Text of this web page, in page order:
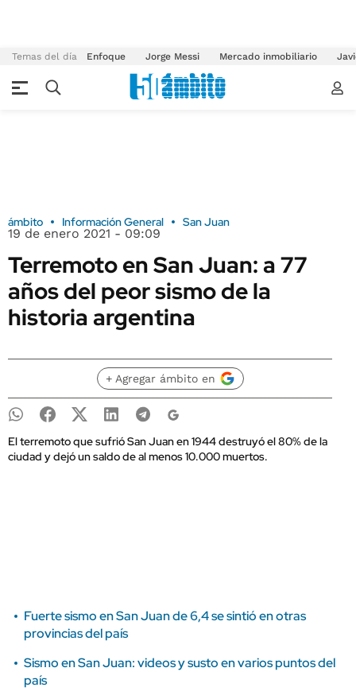
Temas del día Enfoque Jorge Messi Mercado inmobiliario
ámbito Información General San Juan
19 de enero 2021 - 09:09
Terremoto en San Juan: a 77
años del peor sismo de la
historia argentina
+ Agregar ámbito en
El terremoto que sufrió San Juan en 1944 destruyó el 80% de la
ciudad y dejó un saldo de al menos 10.000 muertos.
Fuerte sismo en San Juan de 6,4 se sintió en otras
provincias del país
Sismo en San Juan: videos y susto en varios puntos del
país